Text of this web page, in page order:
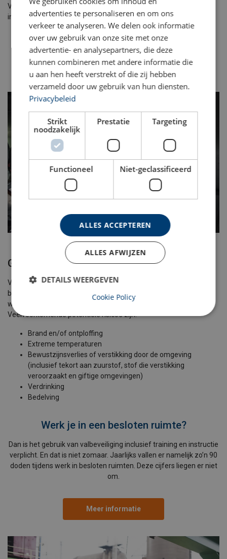
Veilig werken in besloten ruimten is universeel, maar diverse
industrieën kennen hun eigen uitdagingen:
Farmaceutische productie
Chemische productie
Productie van levensmiddelen en dranken
Olie en gas
Afvalwaterbehandeling
Gevaren in besloten ruimten
Veel verschillende soorten gevaren worden aangetroffen in
besloten ruimten, ongeacht of ze inherent aan de ruimte zijn of
worden veroorzaakt door de taak die wordt uitgevoerd.
Veelvoorkomende potentiële risico's zijn:
Brand en/of ontploffing
Extreme temperaturen
Bewustzijnsverlies of verstikking door de omgeving
(inclusief tekort aan zuurstof, stof die verstikking
veroorzaakt en giftige omgevingen)
Verdrinking
Bedelving
Werk je in een besloten ruimte?
Dan is het gebruik van valbeveiliging inclusief training en instructie
verplicht. En dat is niet zomaar. Jaarlijks vallen er namelijk zo’n 90
doden tijdens werk in besloten ruimten. Deze cijfers liegen er niet
om.
Meer informatie
advertenties te personaliseren en om ons
verkeer te analyseren. We delen ook informatie
over uw gebruik van onze site met onze
advertentie- en analysepartners, die deze
kunnen combineren met andere informatie die
u aan hen heeft verstrekt of die zij hebben
verzameld door uw gebruik van hun diensten.
Privacybeleid
Strikt
noodzakelijk
Prestatie Targeting
Functioneel Niet-geclassificeerd
ALLES ACCEPTEREN
ALLES AFWIJZEN
DETAILS WEERGEVEN
Cookie Policy